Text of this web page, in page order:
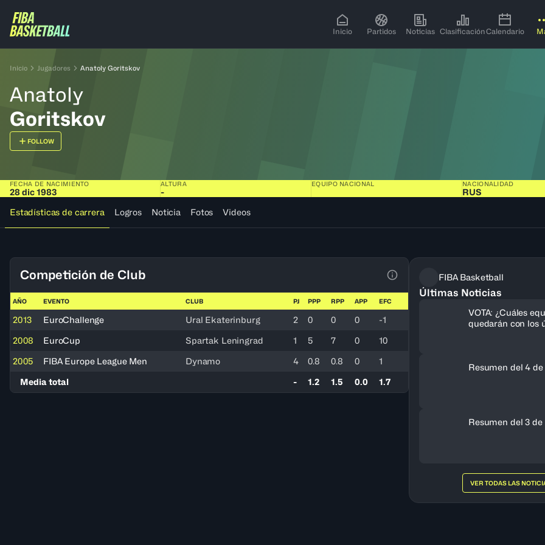
Inicio Partidos Noticias ClasificaciónCalendario
Inicio Jugadores Anatoly Goritskov
Anatoly
Goritskov
FOLLOW
FECHA DE NACIMIENTO
28 dic 1983
ALTURA
-
EQUIPO NACIONAL NACIONALIDAD
RUS
Estadísticas de carrera
Logros Noticia Fotos Videos
Competición de Club
Ver la leyenda
AÑO EVENTO CLUB PJ PPP RPP APP EFC
2013 EuroChallenge Ural Ekaterinburg 2 0 0 0
-1
2008
EuroCup Spartak Leningrad 1 5 7 0
10
2005
FIBA Europe League Men Dynamo 4 0.8 0.8 0
1
Media total
- 1.2 1.5 0.0 1.7
FIBA Basketball
Últimas Noticias
VOTA: ¿Cuáles
quedarán con los
Resumen del 4 de
Resumen del 3 de
VER TODAS LAS